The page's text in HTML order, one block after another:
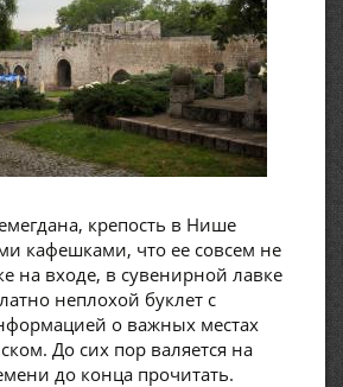
крепость в Нише
кафешками, что ее совсем не
на входе, в сувенирной лавке
неплохой буклет с
о важных местах
До сих пор валяется на
до конца прочитать.